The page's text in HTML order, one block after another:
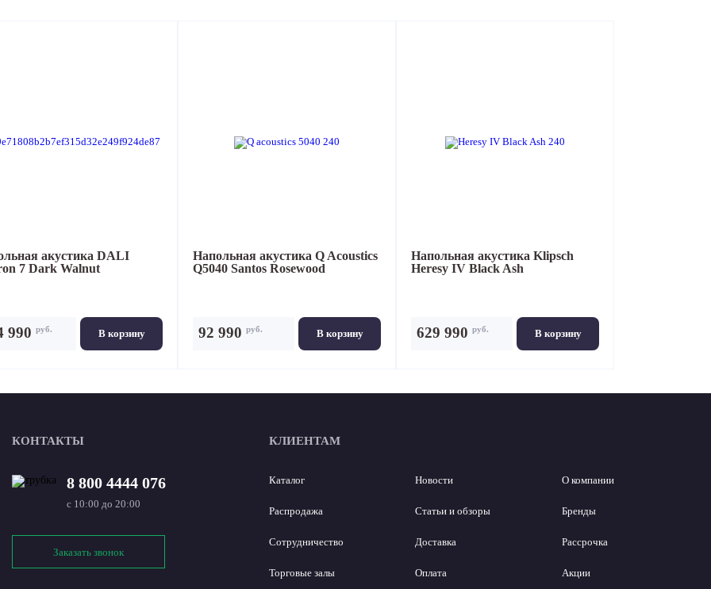
акустика DALI
7 Dark Walnut
В корзину
990 руб.
Напольная акустика Q Acoustics
Q5040 Santos Rosewood
В корзину
92 990 руб.
Напольная акустика Klipsch
Heresy IV Black Ash
В корзину
629 990 руб.
КОНТАКТЫ
8 800 4444 076
с 10:00 до 20:00
Заказать звонок
КЛИЕНТАМ
Каталог
Распродажа
Сотрудничество
Торговые залы
Новости
Статьи и обзоры
Доставка
Оплата
О компании
Бренды
Рассрочка
Акции